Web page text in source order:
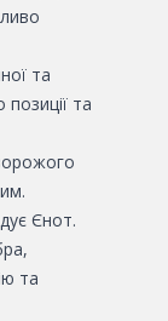
та
та
Єнот.
та